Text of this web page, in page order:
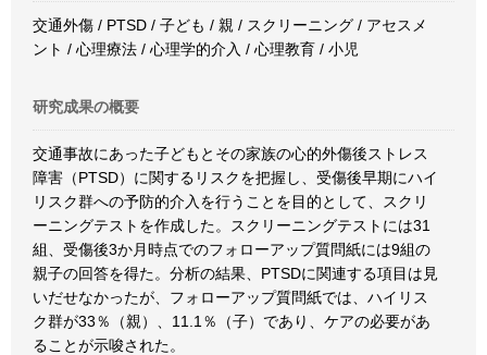
交通外傷 / PTSD / 子ども / 親 / スクリーニング / アセスメ
ント / 心理療法 / 心理学的介入 / 心理教育 / 小児
研究成果の概要
交通事故にあった子どもとその家族の心的外傷後ストレス
障害（PTSD）に関するリスクを把握し、受傷後早期にハイ
リスク群への予防的介入を行うことを目的として、スクリ
ーニングテストを作成した。スクリーニングテストには31
組、受傷後3か月時点でのフォローアップ質問紙には9組の
親子の回答を得た。分析の結果、PTSDに関連する項目は見
いだせなかったが、フォローアップ質問紙では、ハイリス
ク群が33％（親）、11.1％（子）であり、ケアの必要があ
ることが示唆された。